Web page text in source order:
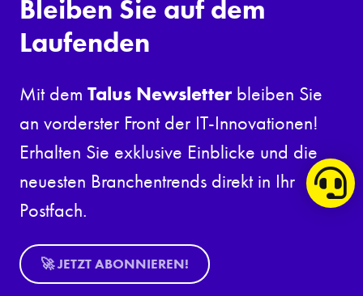
Bleiben Sie auf dem
Laufenden
Mit dem Talus Newsletter bleiben Sie
an vorderster Front der IT-Innovationen!
Erhalten Sie exklusive Einblicke und die
neuesten Branchentrends direkt in Ihr
Postfach.
🚀 JETZT ABONNIEREN!